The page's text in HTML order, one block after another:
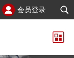
会员登录